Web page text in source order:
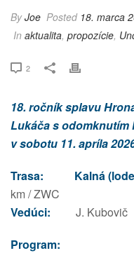
ByJoe Posted 18. marca
In aktualita, propozície,
2
18. ročník splavu
Lukáča s odomknutím
v sobotu 11. apríla
Trasa:
Kalná
km / ZWC
Vedúci: J. Kubovič
Program: